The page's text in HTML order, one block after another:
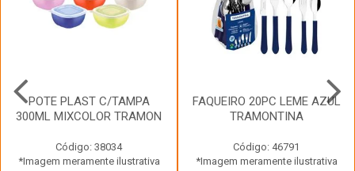
POTE PLAST C/TAMPA
300ML MIXCOLOR TRAMON
Código: 38034
*Imagem meramente ilustrativa
FAQUEIRO 20PC LEME AZUL
TRAMONTINA
Código: 46791
*Imagem meramente ilustrativa